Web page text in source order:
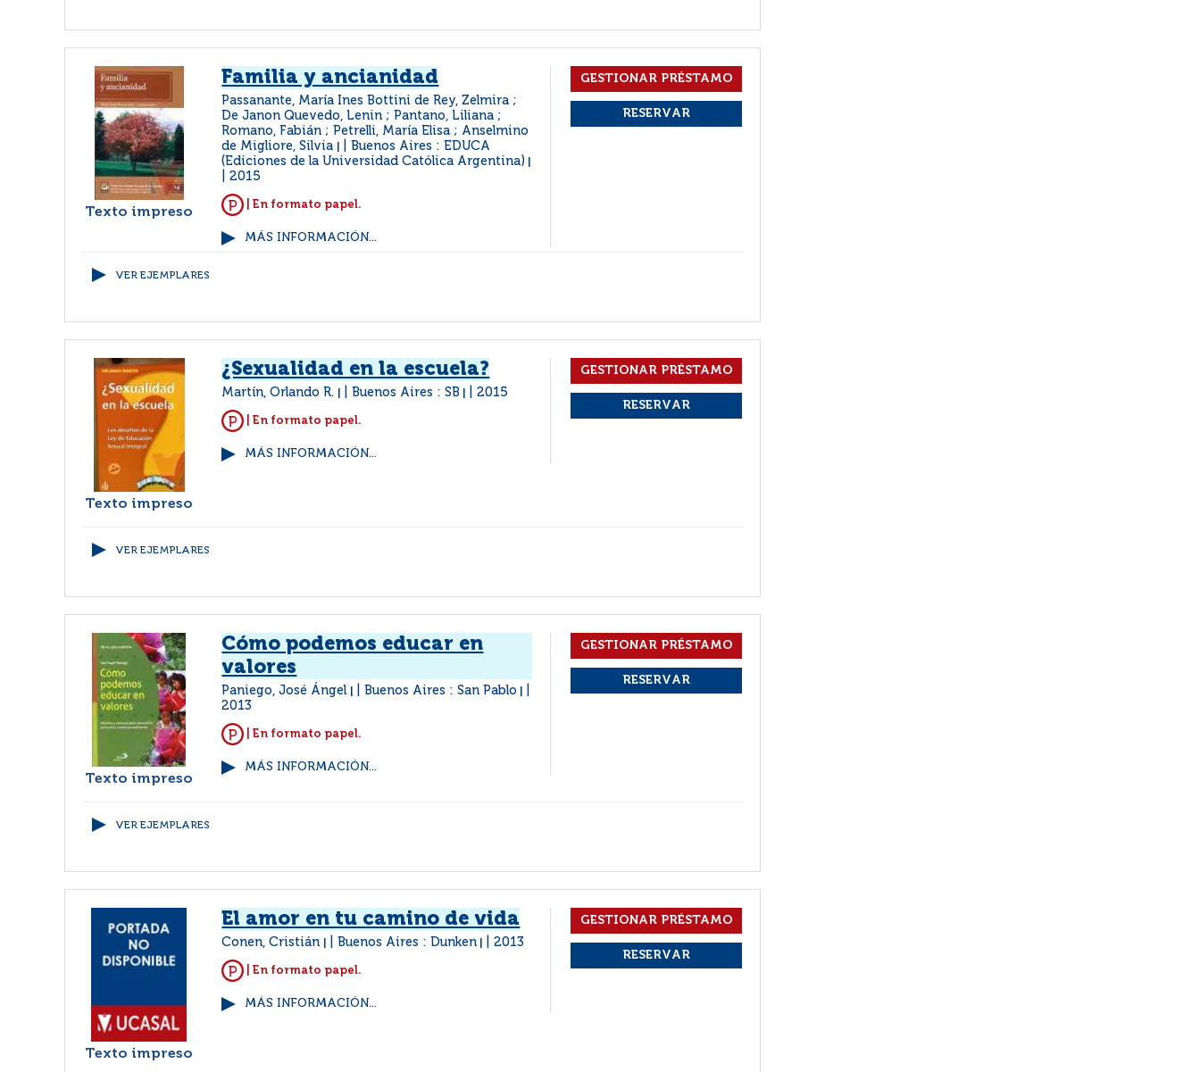
Texto impreso
Familia y ancianidad
Passanante, María Ines Bottini de Rey, Zelmira ;
De Janon Quevedo, Lenin ; Pantano, Liliana ;
Romano, Fabián ; Petrelli, María Elisa ; Anselmino
de Migliore, Silvia
Buenos Aires : EDUCA
(Ediciones de la Universidad Católica Argentina)
2015
| En formato papel.
MÁS INFORMACIÓN...
VER EJEMPLARES
Texto impreso
¿Sexualidad en la escuela?
Martín, Orlando R. Buenos Aires : SB 2015
| En formato papel.
MÁS INFORMACIÓN...
VER EJEMPLARES
Texto impreso
Cómo podemos educar en
valores
Paniego, José Ángel Buenos Aires : San Pablo
2013
| En formato papel.
MÁS INFORMACIÓN...
VER EJEMPLARES
Texto impreso
El amor en tu camino de vida
Conen, Cristián Buenos Aires : Dunken 2013
| En formato papel.
MÁS INFORMACIÓN...